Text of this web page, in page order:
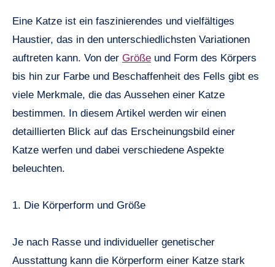
Eine Katze ist ein faszinierendes und vielfältiges
Haustier, das in den unterschiedlichsten Variationen
auftreten kann. Von der Größe und Form des Körpers
bis hin zur Farbe und Beschaffenheit des Fells gibt es
viele Merkmale, die das Aussehen einer Katze
bestimmen. In diesem Artikel werden wir einen
detaillierten Blick auf das Erscheinungsbild einer
Katze werfen und dabei verschiedene Aspekte
beleuchten.
1. Die Körperform und Größe
Je nach Rasse und individueller genetischer
Ausstattung kann die Körperform einer Katze stark